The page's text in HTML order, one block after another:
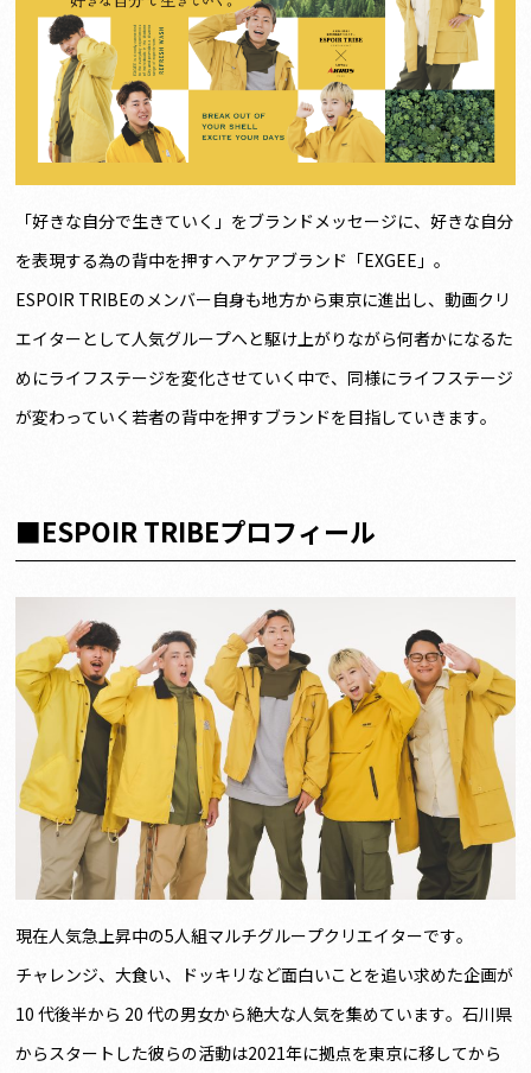
「好きな自分で生きていく」をブランドメッセージに、好きな自分
を表現する為の背中を押すヘアケアブランド「EXGEE」。
ESPOIR TRIBEのメンバー自身も地方から東京に進出し、動画クリ
エイターとして人気グループへと駆け上がりながら何者かになるた
めにライフステージを変化させていく中で、同様にライフステージ
が変わっていく若者の背中を押すブランドを目指していきます。
■ESPOIR TRIBEプロフィール
現在人気急上昇中の5人組マルチグループクリエイターです。
チャレンジ、大食い、ドッキリなど面白いことを追い求めた企画が
10 代後半から 20 代の男女から絶大な人気を集めています。石川県
からスタートした彼らの活動は2021年に拠点を東京に移してから